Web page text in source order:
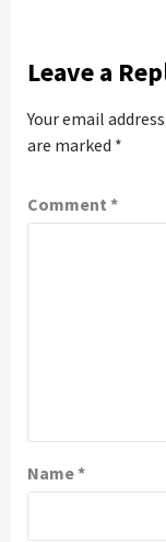
Leave a
Your email
are marked *
Comment *
Name*